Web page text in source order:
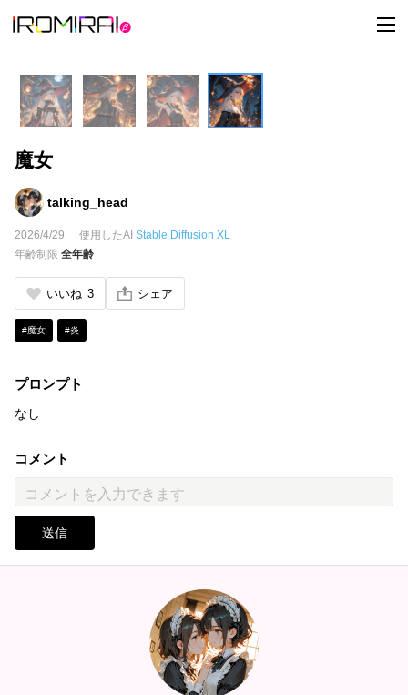
t
o
魔女
talking_head
2026/4/29 使用したAI Stable Diffusion XL
年齢制限 全年齢
いいね 3 シェア
#魔女 #炎
プロンプト
なし
コメント
送信